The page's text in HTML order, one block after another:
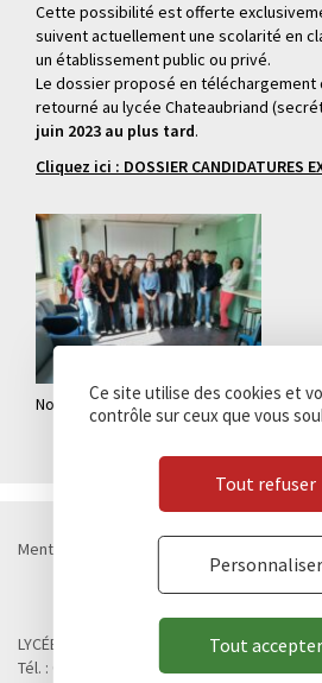
Cette possibilité est offerte
suivent actuellement une scolarité en
un établissement public ou privé.
Le dossier proposé en
retourné au lycée Chateaubriand
juin 2023 au plus tard.
Cliquez ici : DOSSIER CANDIDATURES
Nos boursiers HEC 2023
Mentions légales
Contact
LYCÉE CHATEAUBRIAND
Tél. : 02 99 28 19 00 / Fax. : 02 99 28 19 05 /
Ce site utilise des cookies et
contrôle sur ceux que vous
Tout accepter
Tout refuser
Personnaliser